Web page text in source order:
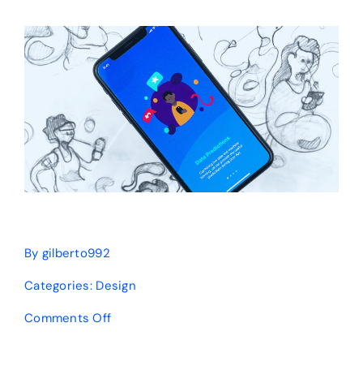
By gilberto992
Categories: Design
Comments Offon